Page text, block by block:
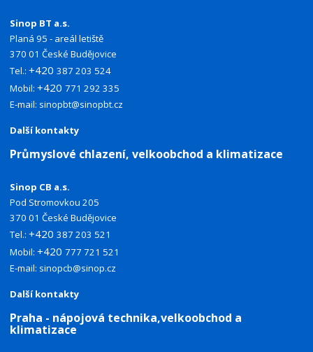
Sinop BT a.s.
Planá 95 - areál letiště
370 01 České Budějovice
Tel.:+420387 203 524
Mobil:+420771 292 335
E-mail: sinopbt@sinopbt.cz
Další kontakty
Průmyslové chlazení, velkoobchod a klimatizace
Sinop CB a.s.
Pod Stromovkou 205
370 01 České Budějovice
Tel.:+420387 203 521
Mobil:+420777 721 521
E-mail: sinopcb@sinop.cz
Další kontakty
Praha - nápojová technika,velkoobchod a
klimatizace